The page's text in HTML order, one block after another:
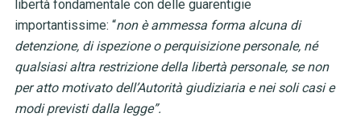
libertà fondamentale con delle guarentigie
importantissime: “non è ammessa forma alcuna di
detenzione, di ispezione o perquisizione personale, né
qualsiasi altra restrizione della libertà personale, se non
per atto motivato dell’Autorità giudiziaria e nei soli casi e
modi previsti dalla legge”.